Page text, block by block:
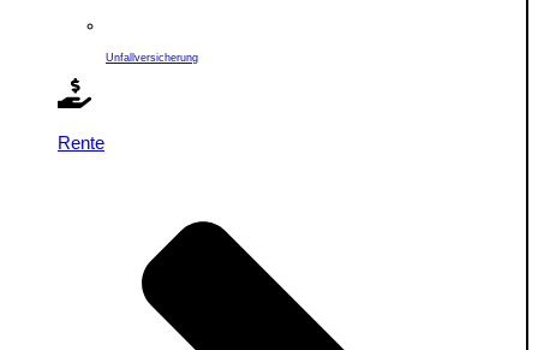
Unfallversicherung
Rente